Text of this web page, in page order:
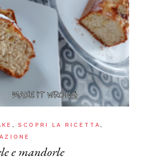
SCOPRI LA RICETTA
e mandorle